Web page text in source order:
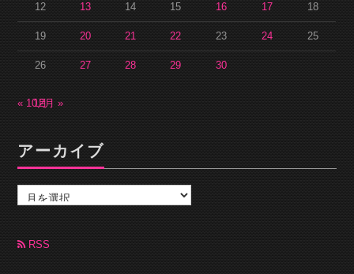
12 13 14 15 16 17 18
19 20 21 22 23 24 25
26 27 28 29 30
« 10月12月 »
アーカイブ
カ
ブ RSS